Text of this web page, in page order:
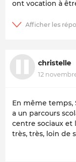
ont vocation à
christelle
12
En même temps,
a un parcours
centre sociaux et
très, très, loin de